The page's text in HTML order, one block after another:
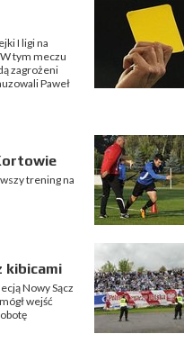
I ligi na
tym meczu
zagrożeni
Paweł
trening na
kibicami
Nowy Sącz
wejść